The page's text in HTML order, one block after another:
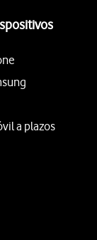
a plazos